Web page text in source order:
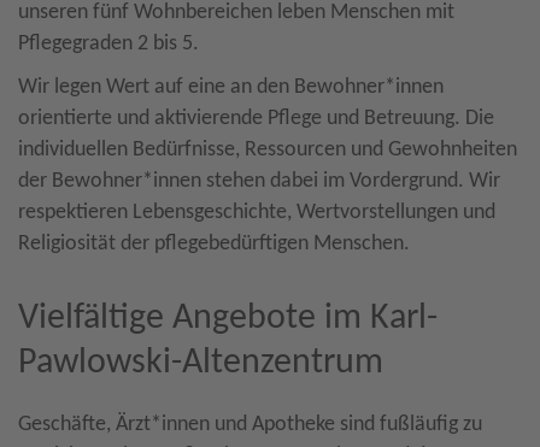
unseren fünf Wohnbereichen leben Menschen mit
Pflegegraden 2 bis 5.
Wir legen Wert auf eine an den Bewohner*innen
orientierte und aktivierende Pflege und Betreuung. Die
individuellen Bedürfnisse, Ressourcen und Gewohnheiten
der Bewohner*innen stehen dabei im Vordergrund. Wir
respektieren Lebensgeschichte, Wertvorstellungen und
Religiosität der pflegebedürftigen Menschen.
Vielfältige Angebote im Karl-
Pawlowski-Altenzentrum
Geschäfte, Ärzt*innen und Apotheke sind fußläufig zu